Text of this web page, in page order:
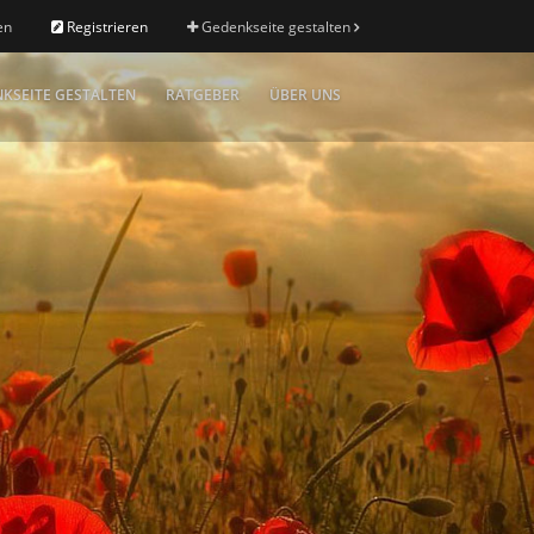
Registrieren Gedenkseite gestalten
GESTALTEN RATGEBER ÜBER UNS